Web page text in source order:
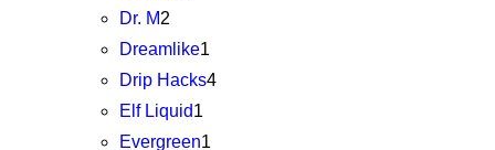
Dr. M2
Dreamlike1
Drip Hacks4
Elf Liquid1
Evergreen1